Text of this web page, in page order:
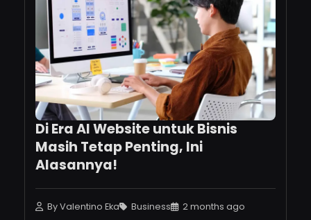
Di Era AI Website untuk Bisnis
Masih Tetap Penting, Ini
Alasannya!
By Valentino Eka Business 2 months ago